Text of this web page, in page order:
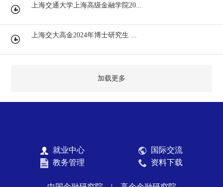
上海交通大学上海高级金融学院20...
上海交大高金2024年博士研究生 ...
加载更多
就业中心
国际交流
教务管理
资料下载